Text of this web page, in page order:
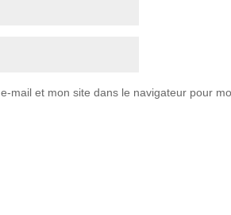
mail et mon site dans le navigateur pour